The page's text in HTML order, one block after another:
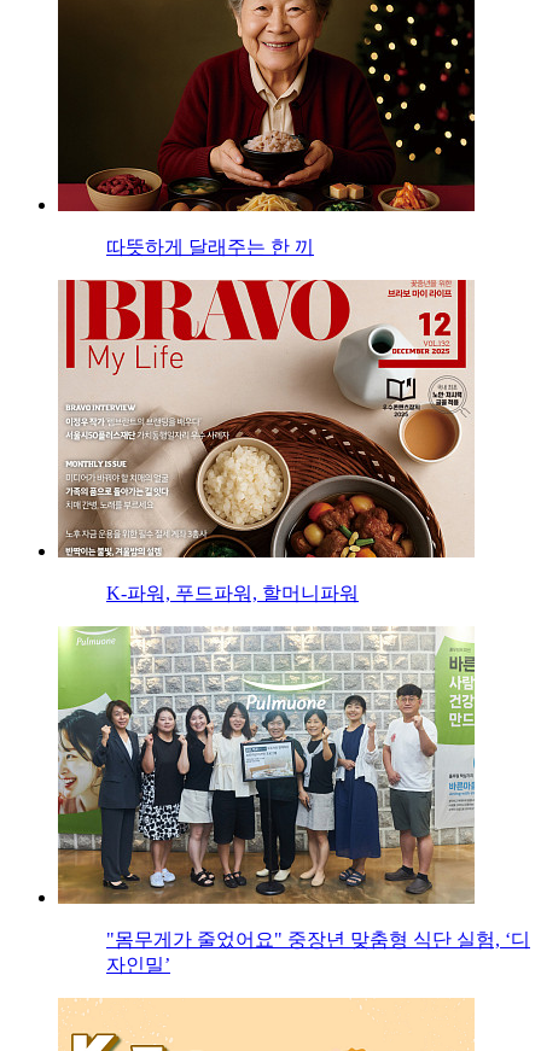
따뜻하게 달래주는 한 끼
K-파워, 푸드파워, 할머니파워
"몸무게가 줄었어요" 중장년 맞춤형 식단 실험, ‘디
자인밀’